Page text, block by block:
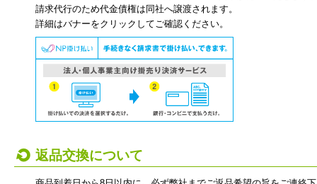
請求代行のため代金債権は同社へ譲渡されます。
詳細はバナーをクリックしてご確認ください。
返品交換について